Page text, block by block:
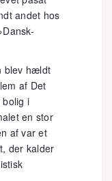
andet hos
blev hældt
af Det
bolig i
en stor
af var et
der kalder